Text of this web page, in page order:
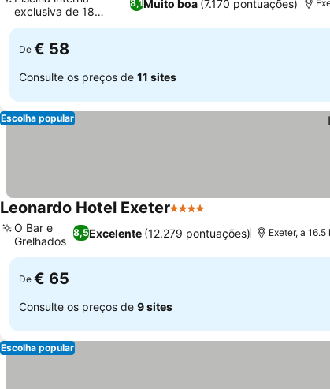
8,1Muito boa (7.170 pontuações)
exclusiva de 18
metros
De € 58
Consulte os preços de 11 sites
Escolha popular
Leonardo Hotel Exeter4 Estrelas
8,5Excelente (12.279 pontuações)
O Bar e
Grelhados
Exeter, a
De € 65
Consulte os preços de 9 sites
Escolha popular